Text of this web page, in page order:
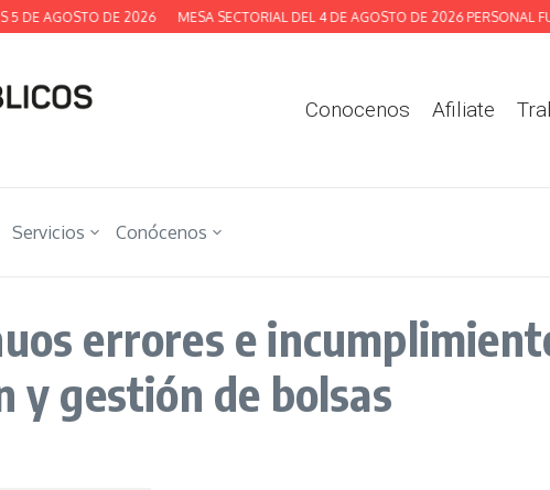
DE AGOSTO DE 2026 MESA SECTORIAL DEL 4 DE AGOSTO DE 2026 PERSONAL
Conocenos Afiliate
Servicios Conócenos
errores e
y gestión de bolsas